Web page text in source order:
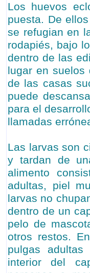
Los huevos
puesta. De
se refugian en
rodapiés, bajo
dentro de las
lugar en suelos
de las casas
puede
para el
llamadas
Las larvas son
y tardan de
alimento
adultas, piel
larvas no
dentro de un
pelo de
otros restos.
pulgas
interior del